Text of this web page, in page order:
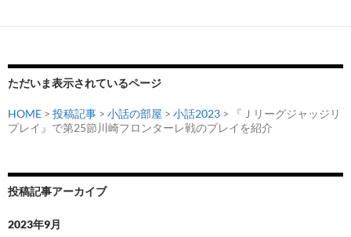
ン
ただいま表示されているページ
HOME > 投稿記事 > 小話の部屋 > 小話2023 > 『Ｊリーグジャッジリ
プレイ』で第25節川崎フロンターレ戦のプレイを紹介
投稿記事アーカイブ
2023年9月